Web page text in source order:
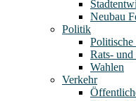
Neubau
Politik
Politische
Rats-
Wahlen
Verkehr